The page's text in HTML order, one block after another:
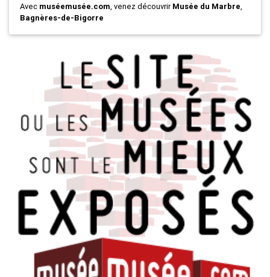
Avec muséemusée.com, venez découvrirMusée du Marbre,
Bagnères-de-Bigorre